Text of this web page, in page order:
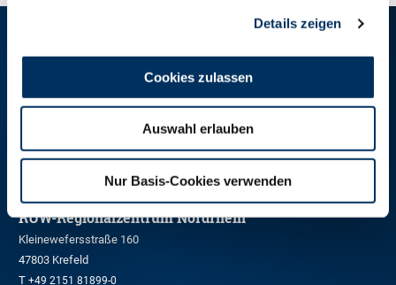
Details zeigen
Cookies zulassen
Auswahl erlauben
Nur Basis-Cookies verwenden
RINDER-UNION WEST eG
RUW-Zentrale Münster
T+49 251 9288-0
F +49 251 9288-219/236
RUW-Regionalzentrum Nordrhein
Kleinewefersstraße 160
47803 Krefeld
T +49 2151 81899-0